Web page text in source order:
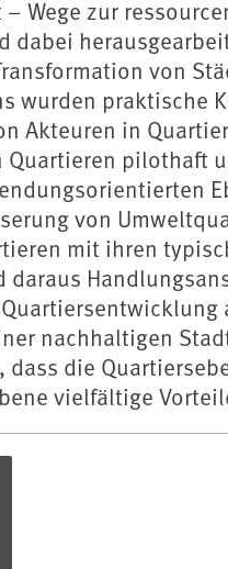
Wege zur
dabei
von
wurden praktische
Akteuren in
Quartieren pilothaft
von
mit ihren
daraus
nachhaltigen
dass die
vielfältige